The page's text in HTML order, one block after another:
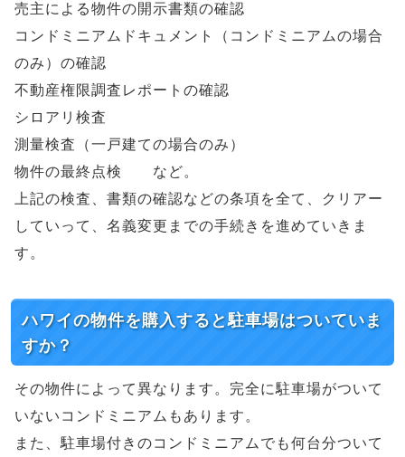
売主による物件の開示書類の確認
コンドミニアムドキュメント（コンドミニアムの場合
のみ）の確認
不動産権限調査レポートの確認
シロアリ検査
測量検査（一戸建ての場合のみ）
物件の最終点検 など。
上記の検査、書類の確認などの条項を全て、クリアー
していって、名義変更までの手続きを進めていきま
す。
ハワイの物件を購入すると駐車場はついていま
すか？
その物件によって異なります。完全に駐車場がついて
いないコンドミニアムもあります。
また、駐車場付きのコンドミニアムでも何台分ついて